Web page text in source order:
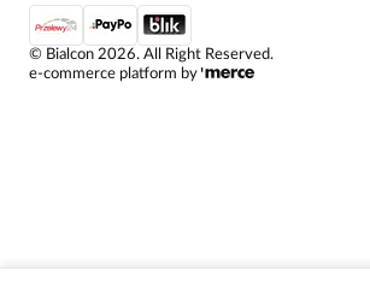
© Bialcon 2026. All Right Reserved.
e-commerce platform by